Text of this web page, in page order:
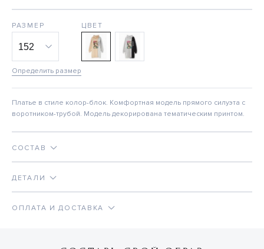
РАЗМЕР
Определить размер
ЦВЕТ
Платье в стиле колор-блок. Комфортная модель прямого силуэта с
воротником-трубой. Модель декорирована тематическим принтом.
СОСТАВ
ДЕТАЛИ
ОПЛАТА И ДОСТАВКА